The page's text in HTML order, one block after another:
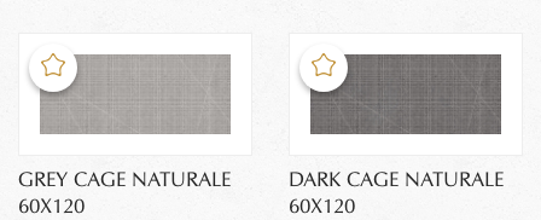
GREY CAGE NATURALE
60X120
DARK CAGE NATURALE
60X120